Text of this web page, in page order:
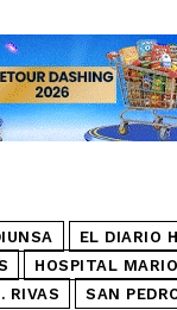
EL DIARIO
HOSPITAL
RIVAS
SAN